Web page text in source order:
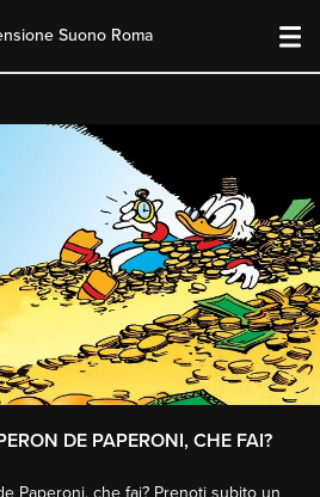
Suono Roma
DE PAPERONI, CHE FAI?